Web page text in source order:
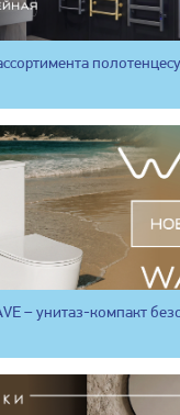
– унитаз-компакт